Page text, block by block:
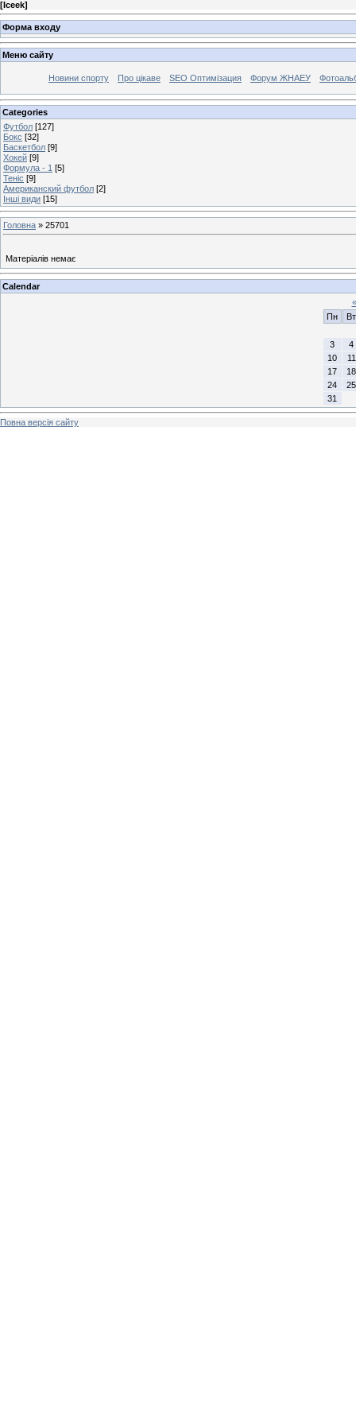
[Iceek]
Форма входу
Меню сайту
Новини спорту Про цікаве SEO Оптимізация Форум ЖНАЕУ
Categories
Футбол [127]
Бокс [32]
Баскетбол [9]
Хокей [9]
Формула - 1 [5]
Теніс [9]
Американский футбол [2]
Інші види [15]
Головна » 25701
Матеріалів немає
Calendar
«
Пн
Вт
3
4
10
11
17
18
24
25
31
Повна версія сайту